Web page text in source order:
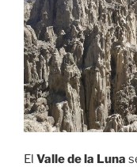
El Valle de la Luna